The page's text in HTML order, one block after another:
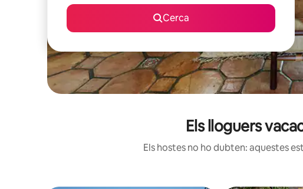
Cerca
Els lloguers
Els hostes no ho dubten: aquestes